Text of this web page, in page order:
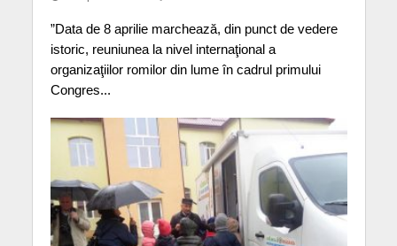
”Data de 8 aprilie marchează, din punct de vedere
istoric, reuniunea la nivel internaţional a
organizaţiilor romilor din lume în cadrul primului
Congres...